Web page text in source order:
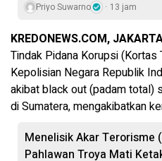
Priyo Suwarno 13 jam
KREDONEWS.COM,
Tindak Pidana Korupsi
Kepolisian Negara Republik
akibat black out (padam total)
di Sumatera, mengakibatkan
Menelisik Akar Terorisme
Pahlawan Troya Mati